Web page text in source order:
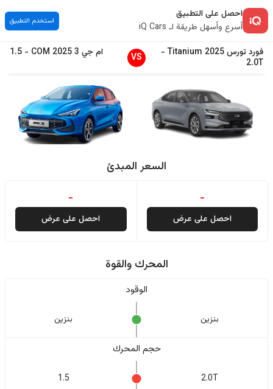
احصل على التطبيق
أسرع وأسهل طريقة لـ iQ Cars
استخدم التطبيق
فوردتورس2025
Titanium
-
2.0T
VS ام جي 3
2025
COM
-
1.5
السعر المبدئ
-
احصل على عرض
-
احصل على عرض
المحرك والقوة
الوقود
بنزين بنزين
حجم المحرك
2.0T
1.5